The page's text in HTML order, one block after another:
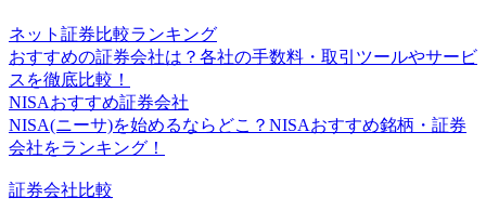
ネット証券比較ランキング
おすすめの証券会社は？各社の手数料・取引ツールやサービ
スを徹底比較！
NISAおすすめ証券会社
NISA(ニーサ)を始めるならどこ？NISAおすすめ銘柄・証券
会社をランキング！
証券会社比較